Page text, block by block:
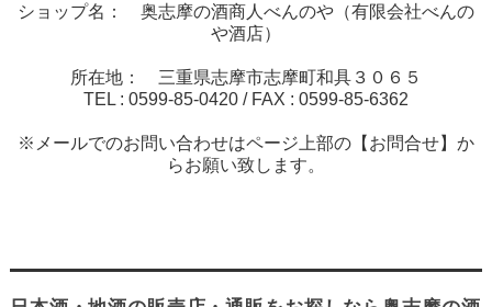
ショップ名： 奥志摩の酒商人べんのや（有限会社べんの
や酒店）
所在地： 三重県志摩市志摩町和具３０６５
TEL : 0599-85-0420 / FAX : 0599-85-6362
※メールでのお問い合わせはページ上部の【お問合せ】か
らお願い致します。